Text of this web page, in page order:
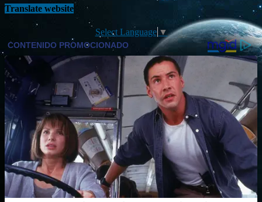
Translate website
Select Language ▼